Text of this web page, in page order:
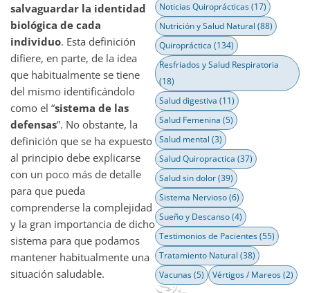
salvaguardar la identidad
biológica de cada
individuo. Esta definición
difiere, en parte, de la idea
que habitualmente se tiene
del mismo identificándolo
como el “sistema de las
defensas”. No obstante, la
definición que se ha expuesto
al principio debe explicarse
con un poco más de detalle
para que pueda
comprenderse la complejidad
y la gran importancia de dicho
sistema para que podamos
mantener habitualmente una
situación saludable.
Noticias Quiroprácticas(17)
Nutrición y Salud Natural (88)
Quiropráctica (134)
Resfriados y Salud Respiratoria
(18)
Salud digestiva (11)
Salud Femenina (5)
Salud mental (3)
Salud Quiropractica (37)
Salud sin dolor(39)
Sistema Nervioso(6)
Sueño y Descanso(4)
Testimonios de Pacientes(55)
Tratamiento Natural (38)
Vacunas(5) Vértigos / Mareos(2)